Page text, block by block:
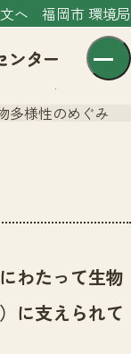
へ 福岡市 環境局
多様性のめぐみ
わたって生物
に支えられて